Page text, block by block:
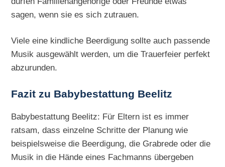
sagen, wenn sie es sich zutrauen.
Viele eine kindliche Beerdigung sollte auch passende
Musik ausgewählt werden, um die Trauerfeier perfekt
abzurunden.
Fazit zu Babybestattung Beelitz
Babybestattung Beelitz: Für Eltern ist es immer
ratsam, dass einzelne Schritte der Planung wie
beispielsweise die Beerdigung, die Grabrede oder die
Musik in die Hände eines Fachmanns übergeben